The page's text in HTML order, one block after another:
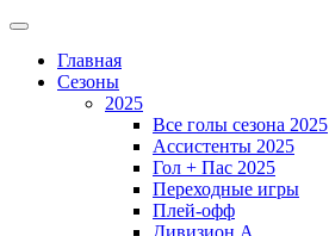
Главная
Сезоны
2025
Все голы сезона 2025
Ассистенты 2025
Гол + Пас 2025
Переходные игры
Плей-офф
Дивизион A